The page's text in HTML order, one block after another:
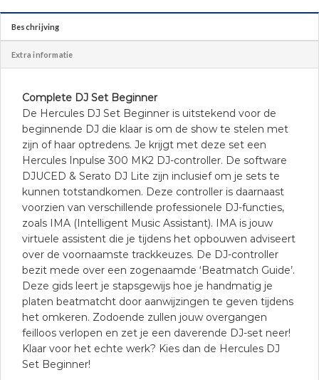
Beschrijving
Extra informatie
Complete DJ Set Beginner
De Hercules DJ Set Beginner is uitstekend voor de
beginnende DJ die klaar is om de show te stelen met
zijn of haar optredens. Je krijgt met deze set een
Hercules Inpulse 300 MK2 DJ-controller. De software
DJUCED & Serato DJ Lite zijn inclusief om je sets te
kunnen totstandkomen. Deze controller is daarnaast
voorzien van verschillende professionele DJ-functies,
zoals IMA (Intelligent Music Assistant). IMA is jouw
virtuele assistent die je tijdens het opbouwen adviseert
over de voornaamste trackkeuzes. De DJ-controller
bezit mede over een zogenaamde ‘Beatmatch Guide’.
Deze gids leert je stapsgewijs hoe je handmatig je
platen beatmatcht door aanwijzingen te geven tijdens
het omkeren. Zodoende zullen jouw overgangen
feilloos verlopen en zet je een daverende DJ-set neer!
Klaar voor het echte werk? Kies dan de Hercules DJ
Set Beginner!